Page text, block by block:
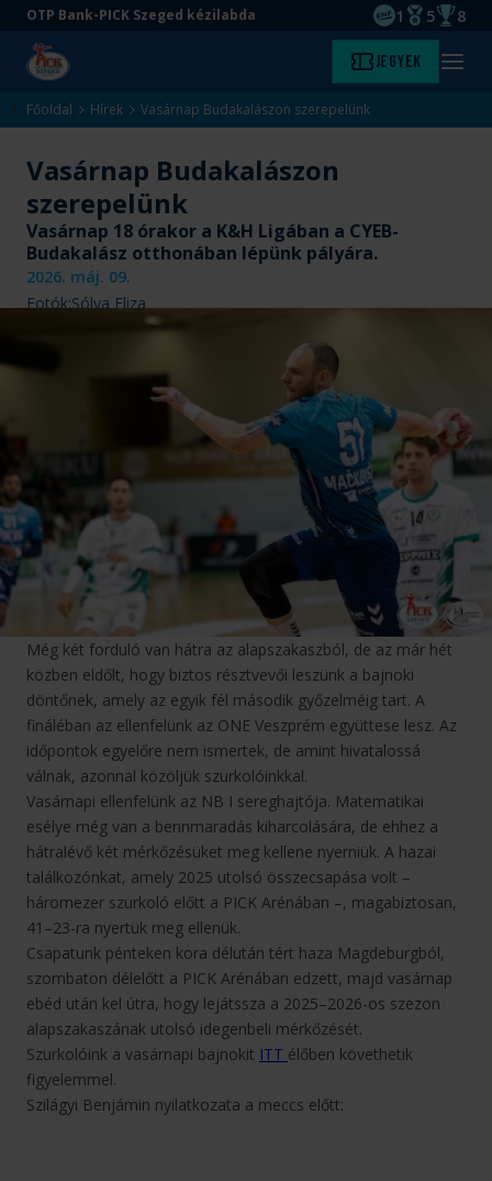
Ugrás
tartalomra
Ugrás
aljára
OTP Bank-PICK Szeged kézilabda
EHF
1
Magyar
5 8
Kezdőlap Jegyek Menü
Főoldal Hírek Vasárnap Budakalászon szerepelünk
Vasárnap Budakalászon
szerepelünk
Vasárnap 18 órakor a K&H Ligában a CYEB-
Budakalász otthonában lépünk pályára.
2026. máj. 09.
Fotók:Sólya Eliza
Még két forduló van hátra az alapszakaszból, de az már hét
közben eldőlt, hogy biztos résztvevői leszünk a bajnoki
döntőnek, amely az egyik fél második győzelméig tart. A
fináléban az ellenfelünk az ONE Veszprém együttese lesz. Az
időpontok egyelőre nem ismertek, de amint hivatalossá
válnak, azonnal közöljük szurkolóinkkal.
Vasárnapi ellenfelünk az NB I sereghajtója. Matematikai
esélye még van a bennmaradás kiharcolására, de ehhez a
hátralévő két mérkőzésüket meg kellene nyerniük. A hazai
találkozónkat, amely 2025 utolsó összecsapása volt –
háromezer szurkoló előtt a PICK Arénában –, magabiztosan,
41–23-ra nyertük meg ellenük.
Csapatunk pénteken kora délután tért haza Magdeburgból,
szombaton délelőtt a PICK Arénában edzett, majd vasárnap
ebéd után kel útra, hogy lejátssza a 2025–2026-os szezon
alapszakaszának utolsó idegenbeli mérkőzését.
Szurkolóink a vasárnapi bajnokit ITT élőben követhetik
figyelemmel.
Szilágyi Benjámin nyilatkozata a meccs előtt: